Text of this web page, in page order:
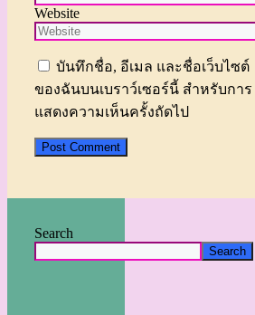
Website
บันทึกชื่อ, อีเมล และชื่อเว็บไซต์
ของฉันบนเบราว์เซอร์นี้ สำหรับการ
แสดงความเห็นครั้งถัดไป
Search
Search